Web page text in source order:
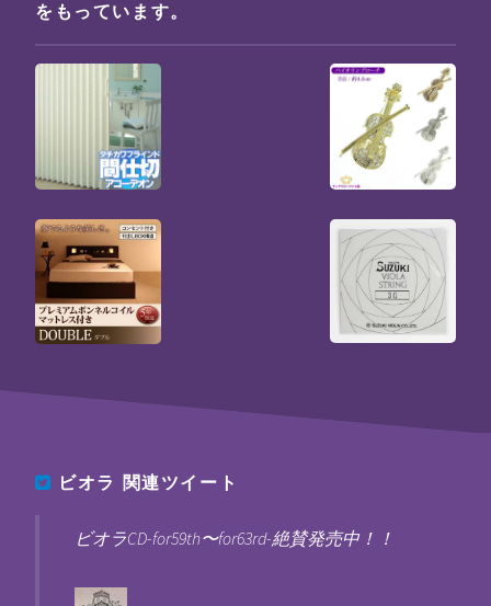
をもっています。
ビオラ 関連ツイート
ビオラCD-for59th〜for63rd-絶賛発売中！！